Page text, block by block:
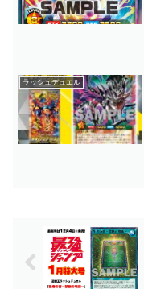
ラッシュデュエル